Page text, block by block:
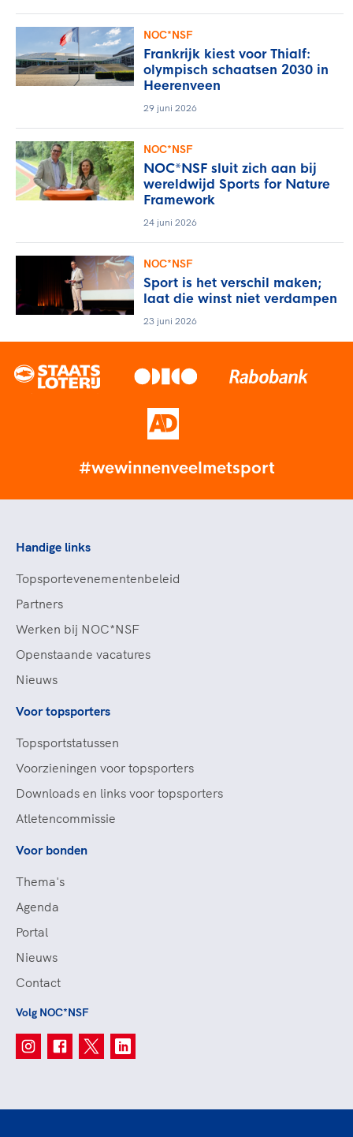
NOC*NSF
Frankrijk kiest voor Thialf:
olympisch schaatsen 2030 in
Heerenveen
29 juni 2026
NOC*NSF
NOC*NSF sluit zich aan bij
wereldwijd Sports for Nature
Framework
24 juni 2026
NOC*NSF
Sport is het verschil maken;
laat die winst niet verdampen
23 juni 2026
#wewinnenveelmetsport
Handige links
Topsportevenementenbeleid
Partners
Werken bij NOC*NSF
Openstaande vacatures
Nieuws
Voor topsporters
Topsportstatussen
Voorzieningen voor topsporters
Downloads en links voor topsporters
Atletencommissie
Voor bonden
Thema's
Agenda
Portal
Nieuws
Contact
Volg NOC*NSF